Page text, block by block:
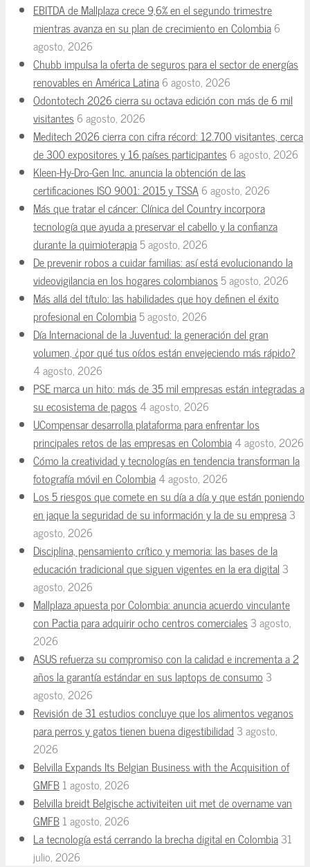
EBITDA de Mallplaza crece 9,6% en el segundo trimestre
mientras avanza en su plan de crecimiento en Colombia6
agosto, 2026
Chubb impulsa la oferta de seguros para el sector de energías
renovables en América Latina6 agosto, 2026
Odontotech 2026 cierra su octava edición con más de 6 mil
visitantes6 agosto, 2026
Meditech 2026 cierra con cifra récord: 12.700 visitantes, cerca
de 300 expositores y 16 países participantes6 agosto, 2026
Kleen-Hy-Dro-Gen Inc. anuncia la obtención de las
certificaciones ISO 9001: 2015 y TSSA6 agosto, 2026
Más que tratar el cáncer: Clínica del Country incorpora
tecnología que ayuda a preservar el cabello y la confianza
durante la quimioterapia5 agosto, 2026
De prevenir robos a cuidar familias: así está evolucionando la
videovigilancia en los hogares colombianos5 agosto, 2026
Más allá del título: las habilidades que hoy definen el éxito
profesional en Colombia5 agosto, 2026
Día Internacional de la Juventud: la generación del gran
volumen, ¿por qué tus oídos están envejeciendo más rápido?
4 agosto, 2026
PSE marca un hito: más de 35 mil empresas están integradas a
su ecosistema de pagos4 agosto, 2026
UCompensar desarrolla plataforma para enfrentar los
principales retos de las empresas en Colombia4 agosto, 2026
Cómo la creatividad y tecnologías en tendencia transforman la
fotografía móvil en Colombia4 agosto, 2026
Los 5 riesgos que comete en su día a día y que están poniendo
en jaque la seguridad de su información y la de su empresa3
agosto, 2026
Disciplina, pensamiento crítico y memoria: las bases de la
educación tradicional que siguen vigentes en la era digital 3
agosto, 2026
Mallplaza apuesta por Colombia: anuncia acuerdo vinculante
con Pactia para adquirir ocho centros comerciales3 agosto,
2026
ASUS refuerza su compromiso con la calidad e incrementa a 2
años la garantía estándar en sus laptops de consumo 3
agosto, 2026
Revisión de 31 estudios concluye que los alimentos veganos
para perros y gatos tienen buena digestibilidad 3 agosto,
2026
Belvilla Expands Its Belgian Business with the Acquisition of
GMFB1 agosto, 2026
Belvilla breidt Belgische activiteiten uit met de overname van
GMFB1 agosto, 2026
La tecnología está cerrando la brecha digital en Colombia31
julio, 2026